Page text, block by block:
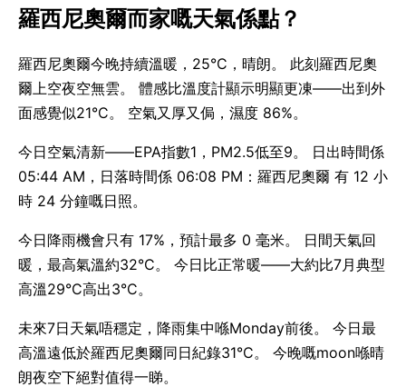
羅西尼奧爾而家嘅天氣係點？
羅西尼奧爾今晚持續溫暖，25°C，晴朗。 此刻羅西尼奧
爾上空夜空無雲。 體感比溫度計顯示明顯更凍——出到外
面感覺似21°C。 空氣又厚又侷，濕度 86%。
今日空氣清新——EPA指數1，PM2.5低至9。 日出時間係
05:44 AM，日落時間係 06:08 PM：羅西尼奧爾 有 12 小
時 24 分鐘嘅日照。
今日降雨機會只有 17%，預計最多 0 毫米。 日間天氣回
暖，最高氣溫約32°C。 今日比正常暖——大約比7月典型
高溫29°C高出3°C。
未來7日天氣唔穩定，降雨集中喺Monday前後。 今日最
高溫遠低於羅西尼奧爾同日紀錄31°C。 今晚嘅moon喺晴
朗夜空下絕對值得一睇。